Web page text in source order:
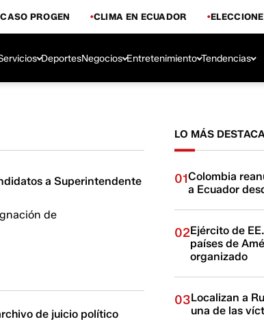
CASO PROGEN CLIMA EN ECUADOR
DeportesNegocios Entretenimiento Tendencias
a Superintendente
de
de juicio político
LO MÁS
01Colombia
a Ecuador
02Ejército de
países de
organizado
03Localizan a
una de las